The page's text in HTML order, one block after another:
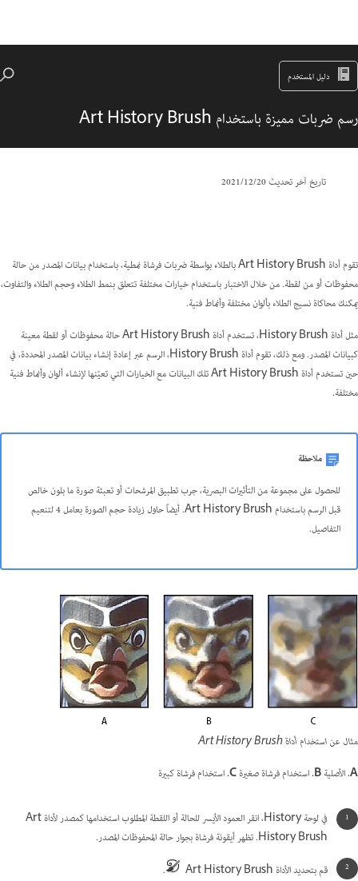
دليل المستخدم
رسم ضربات مميزة باستخدام Art History Brush
تاريخ آخر تحديث20‏/12‏/2021
تقوم أداة Art History Brush بالطلاء بواسطة ضربات فرشاة نمطية، باستخدام بيانات المصدر من حالة
محفوظات أو من لقطة. من خلال الاختبار باستخدام خيارات مختلفة تتعلق بنمط الطلاء وحجم الطلاء والتفاوت،
يمكنك محاكاة نسيج الطلاء بألوان مختلفة وأنماط فنية.
مثل أداة History Brush، تستخدم أداة Art History Brush حالة محفوظات أو لقطة معينة
كبيانات المصدر. ومع ذلك، تقوم أداة History Brush، الرسم عبر إعادة إنشاء بيانات المصدر المحددة، في
حين تستخدم أداة Art History Brush تلك البيانات مع الخيارات التي تعيّنها لإنشاء ألوان وأنماط فنية
مختلفة.
ملاحظة
للحصول على مجموعة من التأثيرات البصرية، جرب تطبيق المرشحات أو تعبئة صورة ما بلون خالص
قبل الرسم باستخدام Art History Brush. أيضاً حاول زيادة حجم الصورة بعامل 4 لتنعيم
التفاصيل.
مثال عن استخدام أداة Art History Brush
A. الأصليةB. استخدام فرشاة صغيرةC. استخدام فرشاة كبيرة
في لوحة History، انقر العمود الأيسر للحالة أو اللقطة المطلوب استخدامها كمصدر لأداة Art
History Brush. تظهر أيقونة فرشاة بجوار حالة المحفوظات المصدر.
قم بتحديد الأداة Art History Brush
.